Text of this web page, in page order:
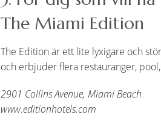
The Miami Edition
The Edition är ett lite lyxigare och
och erbjuder flera restauranger,
2901 Collins Avenue, Miami Beach
www.editionhotels.com